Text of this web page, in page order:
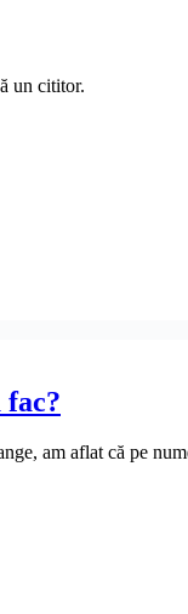
un cititor.
fac?
am aflat că pe